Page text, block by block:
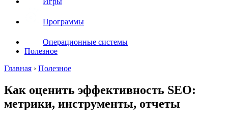
Программы
Операционные системы
Полезное
Главная › Полезное
Как оценить эффективность SEO:
метрики, инструменты, отчеты